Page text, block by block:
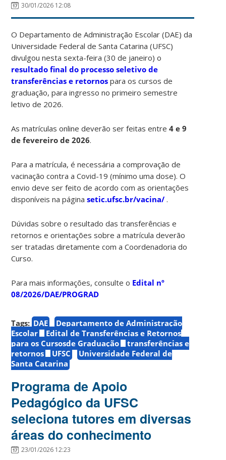
30/01/2026 12:08
O Departamento de Administração Escolar (DAE) da
Universidade Federal de Santa Catarina (UFSC)
divulgou nesta sexta-feira (30 de janeiro) o
resultado final do processo seletivo de
transferências e retornos para os cursos de
graduação, para ingresso no primeiro semestre
letivo de 2026.
As matrículas online deverão ser feitas entre4 e 9
de fevereiro de 2026.
Para a matrícula, é necessária a comprovação de
vacinação contra a Covid-19 (mínimo uma dose). O
envio deve ser feito de acordo com as orientações
disponíveis na páginasetic.ufsc.br/vacina/ .
Dúvidas sobre o resultado das transferências e
retornos e orientações sobre a matrícula deverão
ser tratadas diretamente com a Coordenadoria do
Curso.
Para mais informações, consulte o Edital nº
08/2026/DAE/PROGRAD
Tags: DAE
Departamento de Administração
Escolar
Edital de Transferências e Retornos
para os Cursosde Graduação
transferências e
retornos
UFSC
Universidade Federal de
Santa Catarina
Programa de Apoio
Pedagógico da UFSC
seleciona tutores em diversas
áreas do conhecimento
23/01/2026 12:23